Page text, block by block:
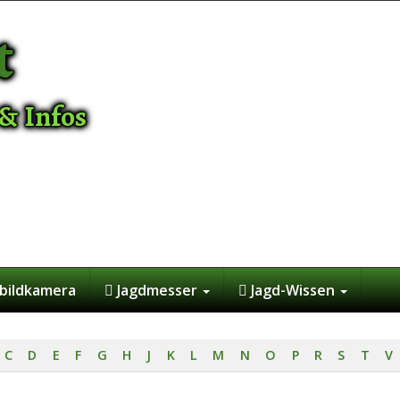
Infos
Jagdmesser Jagd-Wissen
C D E F G H J K L M N O P R S T V